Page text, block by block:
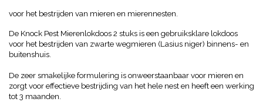
voor het bestrijden van mieren en mierennesten.
De Knock Pest Mierenlokdoos 2 stuks is een gebruiksklare lokdoos
voor het bestrijden van zwarte wegmieren (Lasius niger) binnens- en
buitenshuis.
De zeer smakelijke formulering is onweerstaanbaar voor mieren en
zorgt voor effectieve bestrijding van het hele nest en heeft een werking
tot 3 maanden.